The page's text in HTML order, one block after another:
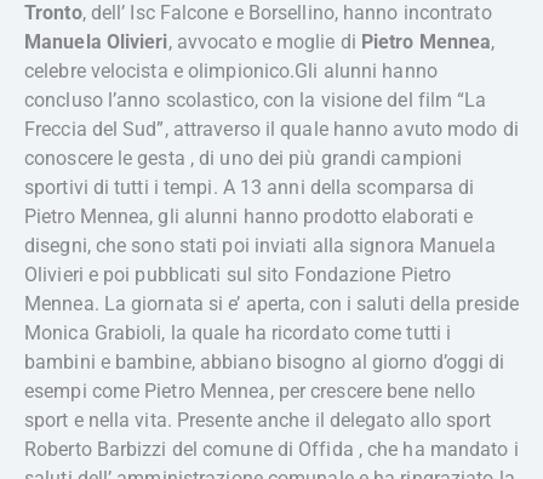
Tronto, dell’ Isc Falcone e Borsellino, hanno incontrato
Manuela Olivieri, avvocato e moglie di Pietro Mennea,
celebre velocista e olimpionico.Gli alunni hanno
concluso l’anno scolastico, con la visione del film “La
Freccia del Sud”, attraverso il quale hanno avuto modo di
conoscere le gesta , di uno dei più grandi campioni
sportivi di tutti i tempi. A 13 anni della scomparsa di
Pietro Mennea, gli alunni hanno prodotto elaborati e
disegni, che sono stati poi inviati alla signora Manuela
Olivieri e poi pubblicati sul sito Fondazione Pietro
Mennea. La giornata si e’ aperta, con i saluti della preside
Monica Grabioli, la quale ha ricordato come tutti i
bambini e bambine, abbiano bisogno al giorno d’oggi di
esempi come Pietro Mennea, per crescere bene nello
sport e nella vita. Presente anche il delegato allo sport
Roberto Barbizzi del comune di Offida , che ha mandato i